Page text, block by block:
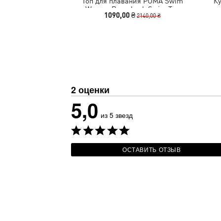
Women Racerback Swim Top
1090,00 ₴2140,00 ₴
2 оценки
5,0 из 5 звезд
ОСТАВИТЬ ОТЗЫВ